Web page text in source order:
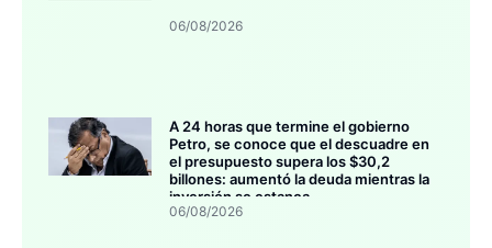
06/08/2026
A 24 horas que termine el gobierno
Petro, se conoce que el descuadre en
el presupuesto supera los $30,2
billones: aumentó la deuda mientras la
inversión se estanca
06/08/2026